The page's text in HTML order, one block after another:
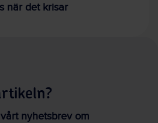
när det krisar
nyhetsbrev om